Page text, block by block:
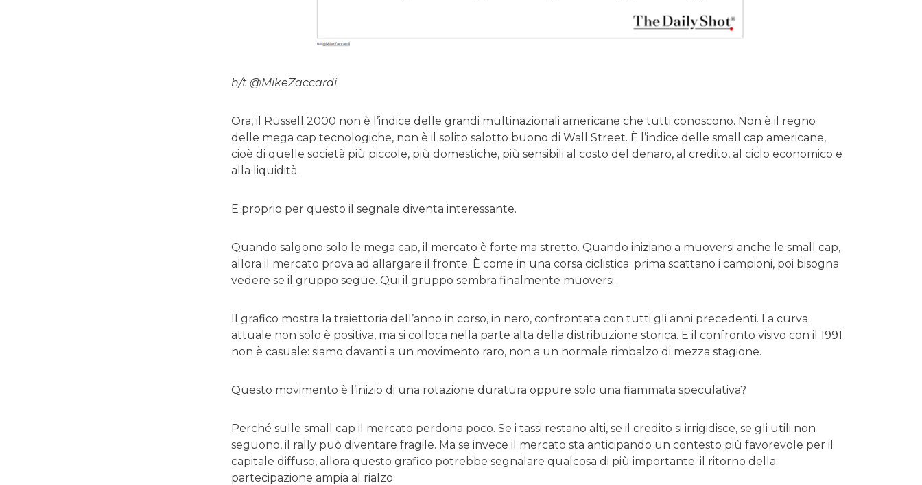
h/t @MikeZaccardi
Ora, il Russell 2000 non è l’indice delle grandi multinazionali americane che tutti conoscono. Non è il regno
delle mega cap tecnologiche, non è il solito salotto buono di Wall Street. È l’indice delle small cap americane,
cioè di quelle società più piccole, più domestiche, più sensibili al costo del denaro, al credito, al ciclo economico e
alla liquidità.
E proprio per questo il segnale diventa interessante.
Quando salgono solo le mega cap, il mercato è forte ma stretto. Quando iniziano a muoversi anche le small cap,
allora il mercato prova ad allargare il fronte. È come in una corsa ciclistica: prima scattano i campioni, poi bisogna
vedere se il gruppo segue. Qui il gruppo sembra finalmente muoversi.
Il grafico mostra la traiettoria dell’anno in corso, in nero, confrontata con tutti gli anni precedenti. La curva
attuale non solo è positiva, ma si colloca nella parte alta della distribuzione storica. E il confronto visivo con il 1991
non è casuale: siamo davanti a un movimento raro, non a un normale rimbalzo di mezza stagione.
Questo movimento è l’inizio di una rotazione duratura oppure solo una fiammata speculativa?
Perché sulle small cap il mercato perdona poco. Se i tassi restano alti, se il credito si irrigidisce, se gli utili non
seguono, il rally può diventare fragile. Ma se invece il mercato sta anticipando un contesto più favorevole per il
capitale diffuso, allora questo grafico potrebbe segnalare qualcosa di più importante: il ritorno della
partecipazione ampia al rialzo.